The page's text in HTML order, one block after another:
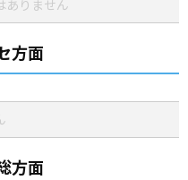
ありません
方面
方面